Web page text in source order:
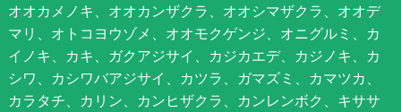
オオカメノキ、オオカンザクラ、オオシマザクラ、オオデ
マリ、オトコヨウゾメ、オオモクゲンジ、オニグルミ、カ
イノキ、カキ、ガクアジサイ、カジカエデ、カジノキ、カ
シワ、カシワバアジサイ、カツラ、ガマズミ、カマツカ、
カラタチ、カリン、カンヒザクラ、カンレンボク、キササ